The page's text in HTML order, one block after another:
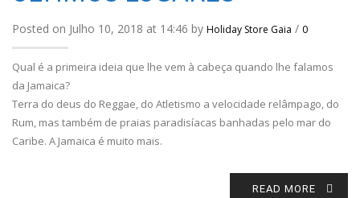
Posted on Julho 10, 2018 at 14:46 by Holiday Store Gaia / 0
Qual é a primeira ideia que lhe vem à cabeça quando lhe falamos
da Jamaica?
Terra do deus do Reggae, do Atletismo a velocidade relâmpago, do
Rum, mas também de praias paradisíacas banhadas pelo mar do
Caribe. A Jamaica é muito mais.
READ MORE